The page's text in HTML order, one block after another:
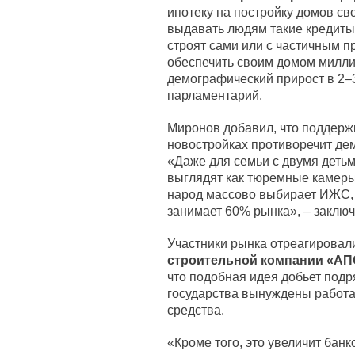
ипотеку на постройку домов
выдавать людям такие
строят сами или с частичным
обеспечить своим домом
демографический прирост в
парламентарий.
Миронов добавил, что
новостройках противоречит
«Даже для семьи с двумя
выглядят как тюремные
народ массово выбирает ИЖС,
занимает 60% рынка», –
Участники рынка
строительной компании
что подобная идея добьет
государства вынуждены
средства.
«Кроме того, это увеличит